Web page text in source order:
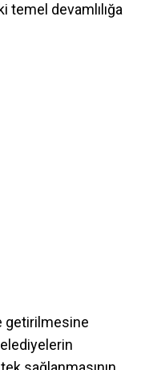
temel devamlılığa
getirilmesine